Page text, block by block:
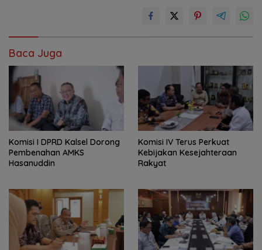
Baca Juga
Komisi I DPRD Kalsel Dorong
Pembenahan AMKS
Hasanuddin
Komisi IV Terus Perkuat
Kebijakan Kesejahteraan
Rakyat